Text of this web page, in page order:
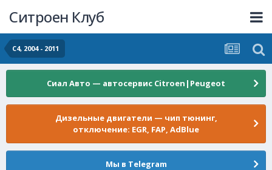
Ситроен Клуб
С4, 2004 - 2011
Сиал Авто — автосервис Citroen|Peugeot
Дизельные двигатели — чип тюнинг,
отключение: EGR, FAP, AdBlue
Мы в Telegram